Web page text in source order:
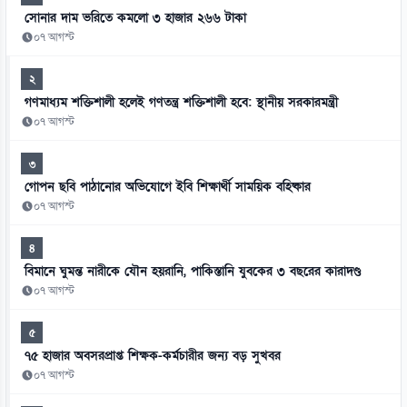
সোনার দাম ভরিতে কমলো ৩ হাজার ২৬৬ টাকা
০৭ আগস্ট
২
গণমাধ্যম শক্তিশালী হলেই গণতন্ত্র শক্তিশালী হবে: স্থানীয় সরকারমন্ত্রী
০৭ আগস্ট
৩
গোপন ছবি পাঠানোর অভিযোগে ইবি শিক্ষার্থী সাময়িক বহিষ্কার
০৭ আগস্ট
৪
বিমানে ঘুমন্ত নারীকে যৌন হয়রানি, পাকিস্তানি যুবকের ৩ বছরের কারাদণ্ড
০৭ আগস্ট
৫
৭৫ হাজার অবসরপ্রাপ্ত শিক্ষক-কর্মচারীর জন্য বড় সুখবর
০৭ আগস্ট